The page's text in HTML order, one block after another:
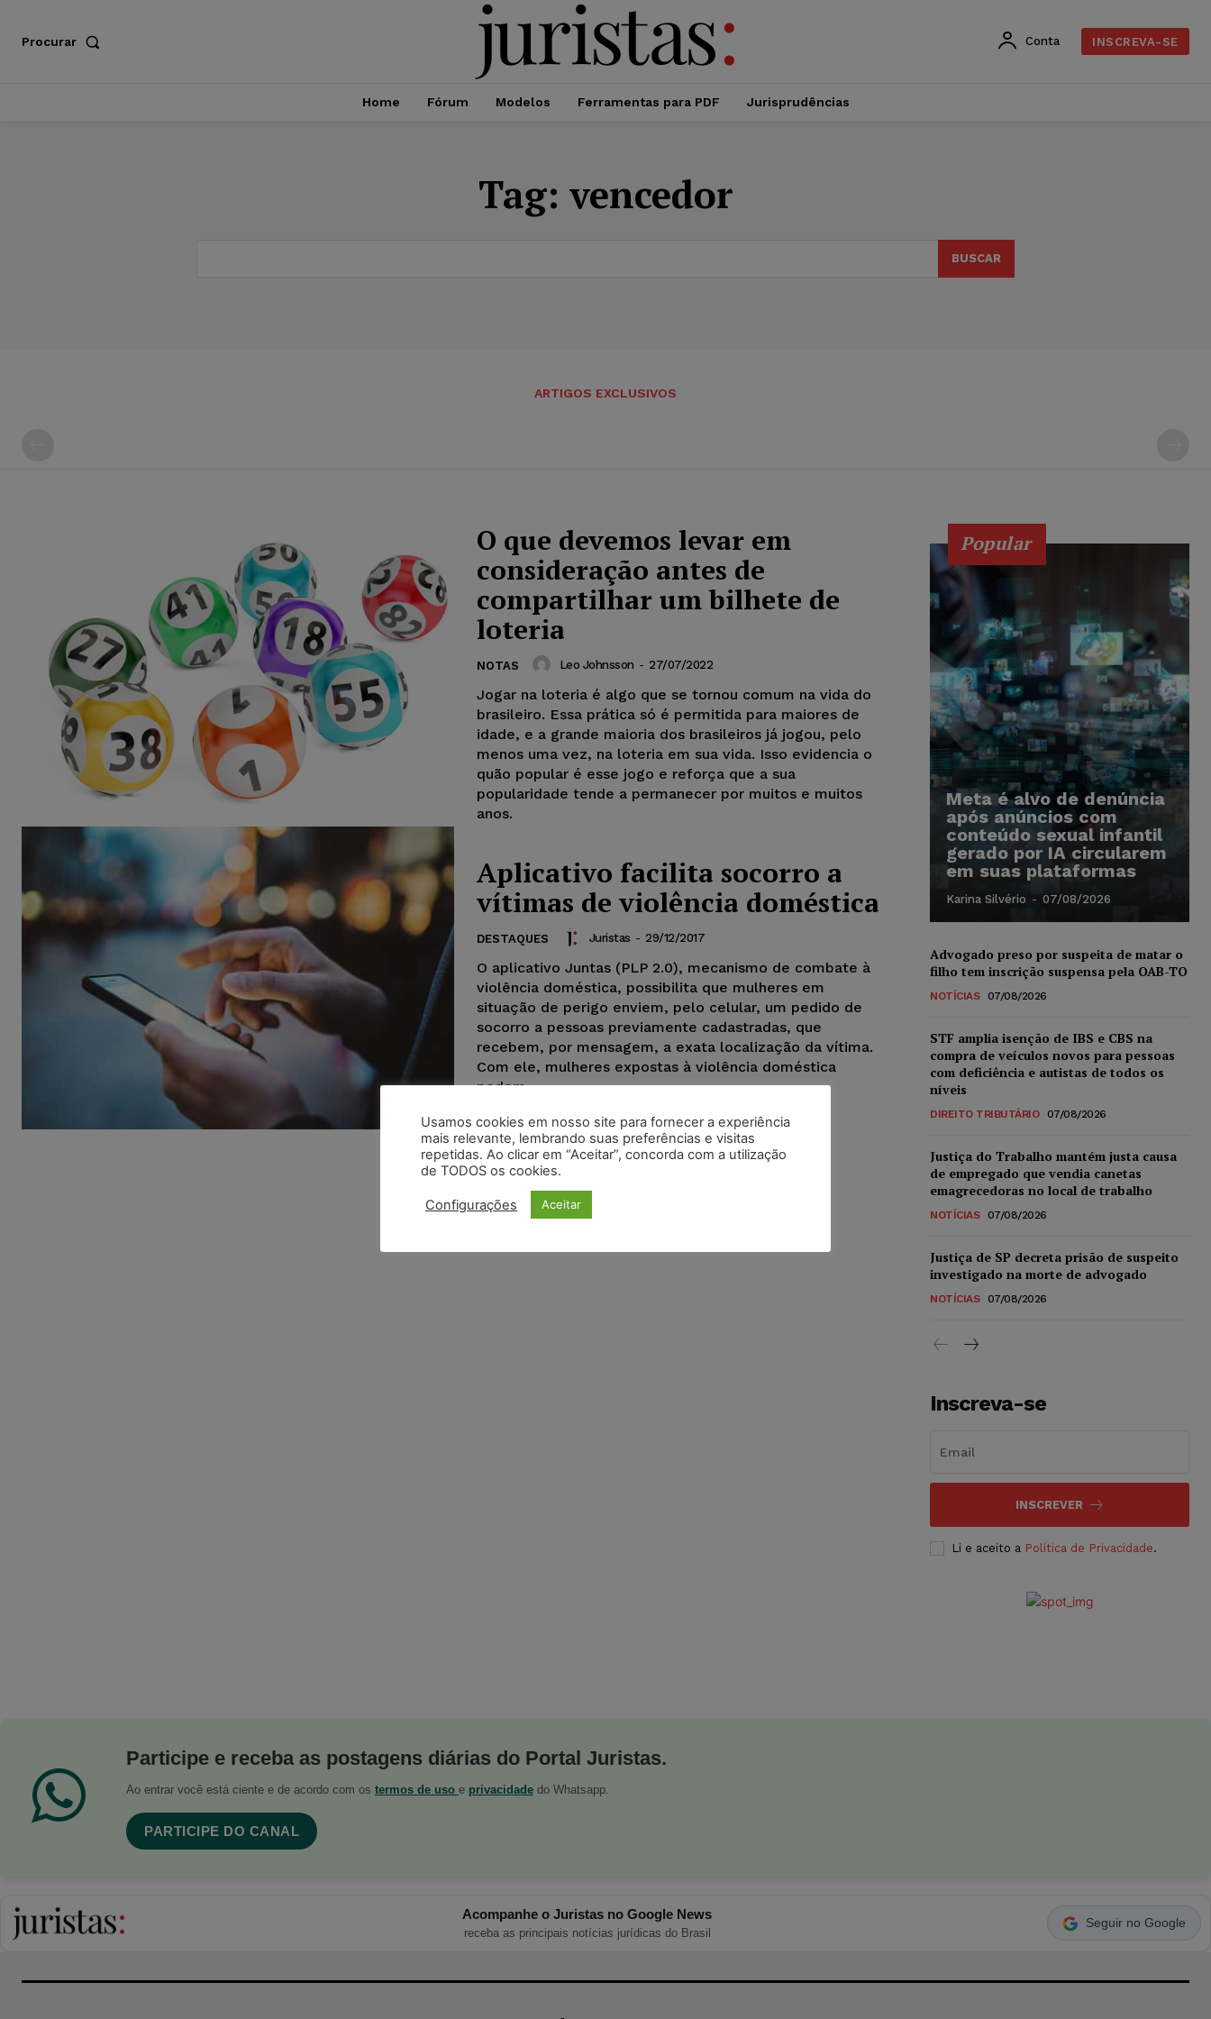
Procurar Conta INSCREVA-SE
Home Fórum Modelos Ferramentas para PDF Jurisprudências
Tag: vencedor
BUSCAR
ARTIGOS EXCLUSIVOS
O que devemos levar em
consideração antes de
compartilhar um bilhete de
loteria
NOTAS Leo Johnsson - 27/07/2022
Jogar na loteria é algo que se tornou comum na vida do
brasileiro. Essa prática só é permitida para maiores de
idade, e a grande maioria dos brasileiros já jogou, pelo
menos uma vez, na loteria em sua vida. Isso evidencia o
quão popular é esse jogo e reforça que a sua
popularidade tende a permanecer por muitos e muitos
anos.
Aplicativo facilita socorro a
vítimas de violência doméstica
DESTAQUES Juristas - 29/12/2017
O aplicativo Juntas (PLP 2.0), mecanismo de combate à
violência doméstica, possibilita que mulheres em
situação de perigo enviem, pelo celular, um pedido de
socorro a pessoas previamente cadastradas, que
recebem, por mensagem, a exata localização da vítima.
Com ele, mulheres expostas à violência doméstica
podem...
Popular
Meta é alvo de denúncia
após anúncios com
conteúdo sexual infantil
gerado por IA circularem
em suas plataformas
Karina Silvério - 07/08/2026
Advogado preso por suspeita de matar o
filho tem inscrição suspensa pela OAB-TO
NOTÍCIAS 07/08/2026
STF amplia isenção de IBS e CBS na
compra de veículos novos para pessoas
com deficiência e autistas de todos os
níveis
DIREITO TRIBUTÁRIO 07/08/2026
Justiça do Trabalho mantém justa causa
de empregado que vendia canetas
emagrecedoras no local de trabalho
NOTÍCIAS 07/08/2026
Justiça de SP decreta prisão de suspeito
investigado na morte de advogado
NOTÍCIAS 07/08/2026
Inscreva-se
INSCREVER
Li e aceito a Política de Privacidade.
Participe e receba as postagens diárias do Portal Juristas.
Ao entrar você está ciente e de acordo com os termos de uso e privacidade do Whatsapp.
PARTICIPE DO CANAL
Acompanhe o Juristas no Google News
receba as principais notícias jurídicas do Brasil
Seguir no Google
Usamos cookies em nosso site para fornecer a experiência
mais relevante, lembrando suas preferências e visitas
repetidas. Ao clicar em “Aceitar”, concorda com a utilização
de TODOS os cookies.
Configurações Aceitar